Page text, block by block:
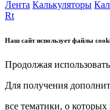
Лента Калькуляторы
Rt
Наш сайт использует файлы
Продолжая
Для получения
все тематики, о